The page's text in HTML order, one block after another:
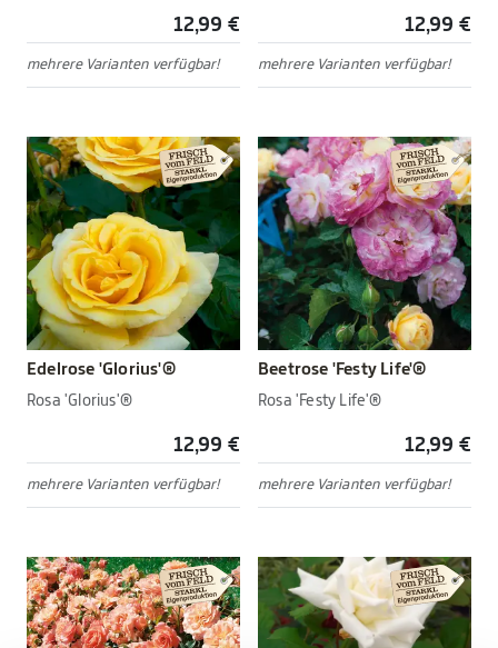
12,99 €
mehrere Varianten verfügbar!
12,99 €
mehrere Varianten verfügbar!
Edelrose 'Glorius'®
Rosa 'Glorius'®
12,99 €
mehrere Varianten verfügbar!
Beetrose 'Festy Life'®
Rosa 'Festy Life'®
12,99 €
mehrere Varianten verfügbar!